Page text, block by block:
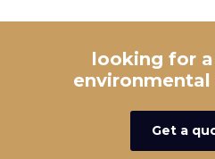
looking for
Get a